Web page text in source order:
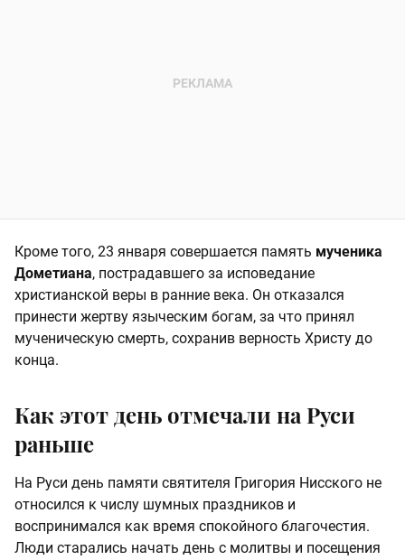
Кроме того, 23 января совершается память мученика
Дометиана, пострадавшего за исповедание
христианской веры в ранние века. Он отказался
принести жертву языческим богам, за что принял
мученическую смерть, сохранив верность Христу до
конца.
Как этот день отмечали на Руси
раньше
На Руси день памяти святителя Григория Нисского не
относился к числу шумных праздников и
воспринимался как время спокойного благочестия.
Люди старались начать день с молитвы и посещения